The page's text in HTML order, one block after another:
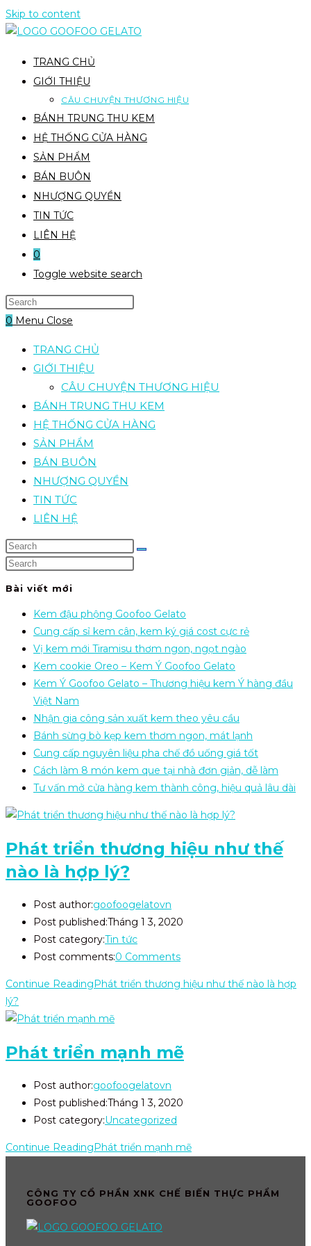
Skip to content
TRANG CHỦ
GIỚI THIỆU
CÂU CHUYỆN THƯƠNG HIỆU
BÁNH TRUNG THU KEM
HỆ THỐNG CỬA HÀNG
SẢN PHẨM
BÁN BUÔN
NHƯỢNG QUYỀN
TIN TỨC
LIÊN HỆ
0
Toggle website search
0 Menu Close
TRANG CHỦ
GIỚI THIỆU
CÂU CHUYỆN THƯƠNG HIỆU
BÁNH TRUNG THU KEM
HỆ THỐNG CỬA HÀNG
SẢN PHẨM
BÁN BUÔN
NHƯỢNG QUYỀN
TIN TỨC
LIÊN HỆ
Bài viết mới
Kem đậu phộng Goofoo Gelato
Cung cấp sỉ kem cân, kem ký giá cost cực rẻ
Vị kem mới Tiramisu thơm ngon, ngọt ngào
Kem cookie Oreo – Kem Ý Goofoo Gelato
Kem Ý Goofoo Gelato – Thương hiệu kem Ý hàng đầu
Việt Nam
Nhận gia công sản xuất kem theo yêu cầu
Bánh sừng bò kẹp kem thơm ngon, mát lạnh
Cung cấp nguyên liệu pha chế đồ uống giá tốt
Cách làm 8 món kem que tại nhà đơn giản, dễ làm
Tư vấn mở cửa hàng kem thành công, hiệu quả lâu dài
Phát triển thương hiệu như thế
nào là hợp lý?
Post author:goofoogelatovn
Post published:Tháng 1 3, 2020
Post category:Tin tức
Post comments:0 Comments
Continue ReadingPhát triển thương hiệu như thế nào là hợp
lý?
Phát triển mạnh mẽ
Post author:goofoogelatovn
Post published:Tháng 1 3, 2020
Post category:Uncategorized
Continue ReadingPhát triển mạnh mẽ
CÔNG TY CỔ PHẦN XNK CHẾ BIẾN THỰC PHẨM
GOOFOO